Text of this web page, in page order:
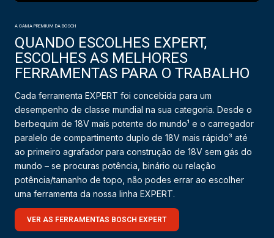
A GAMA PREMIUM DA BOSCH
QUANDO ESCOLHES EXPERT,
ESCOLHES AS MELHORES
FERRAMENTAS PARA O TRABALHO
Cada ferramenta EXPERT foi concebida para um
desempenho de classe mundial na sua categoria. Desde o
berbequim de 18V mais potente do mundo¹ e o carregador
paralelo de compartimento duplo de 18V mais rápido³ até
ao primeiro agrafador para construção de 18V sem gás do
mundo – se procuras potência, binário ou relação
potência/tamanho de topo, não podes errar ao escolher
uma ferramenta da nossa linha EXPERT.
VER AS FERRAMENTAS BOSCH EXPERT